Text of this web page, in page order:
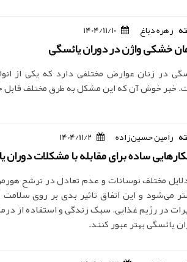
زهره دباغ 1404/11/10
خشکی واژن در دوران یائسگی
در زنان عوارض مختلفی دارد که یکی از
خبر خوش آن که این مشکل به طرق مختلف
رامین حسین‌زاده 1404/11/2
ساده برای مقابله با مشکلات دوران
مختلف نوسانات و عدم تعادل در ترشح
می‌شود و این اتفاق تاثیر بدی بر روی سلامت
در رژیم غذایی، سبک زندگی و استفاده از
یائسگی بهتر عبور کنند.